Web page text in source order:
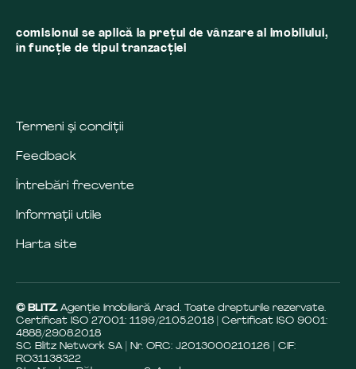
comisionul se aplică la preţul de vânzare al imobilului,
în funcţie de tipul tranzacţiei
Termeni și condiții
Feedback
Întrebări frecvente
Informații utile
Harta site
© BLITZ. Agenție Imobiliară Arad. Toate drepturile rezervate.
Certificat ISO 27001: 1199/21.05.2018 | Certificat ISO 9001:
4888/29.08.2018
SC Blitz Network SA | Nr. ORC: J2013000210126 | CIF:
RO31138322